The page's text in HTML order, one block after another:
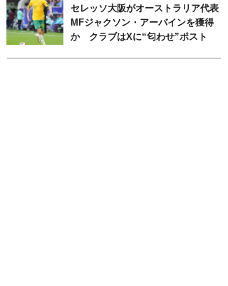
セレッソ大阪がオーストラリア代表
MFジャクソン・アーバインを獲得
か クラブはXに“匂わせ”ポスト